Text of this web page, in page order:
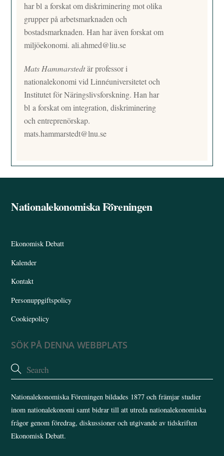
har bl a forskat om diskriminering mot olika
grupper på arbetsmarknaden och
bostadsmarknaden. Han har även forskat om
miljöekonomi.ali.ahmed@liu.se
Mats Hammarstedtär professor i
nationalekonomi vid Linnéuniversitetet och
Institutet för Näringslivsforskning. Han har
bl a forskat om integration, diskriminering
och entreprenörskap.
mats.hammarstedt@lnu.se
Back
Nationalekonomiska Föreningen
Ekonomisk Debatt
Kalender
Kontakt
Personuppgiftspolicy
Cookiepolicy
SÖK PÅ DENNA WEBBPLATS
Nationalekonomiska Föreningen bildades 1877 och främjar studier
inom nationalekonomi samt bidrar till att utreda nationalekonomiska
frågor genom föredrag, diskussioner och utgivande av tidskriften
Ekonomisk Debatt.